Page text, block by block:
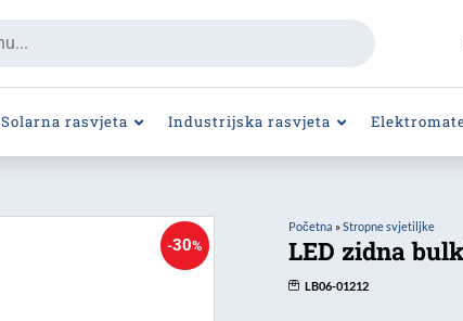
Solarna rasvjeta Industrijska rasvjeta
-30%
Početna »Stropne svjetiljke
LED zidna
LB06-01212